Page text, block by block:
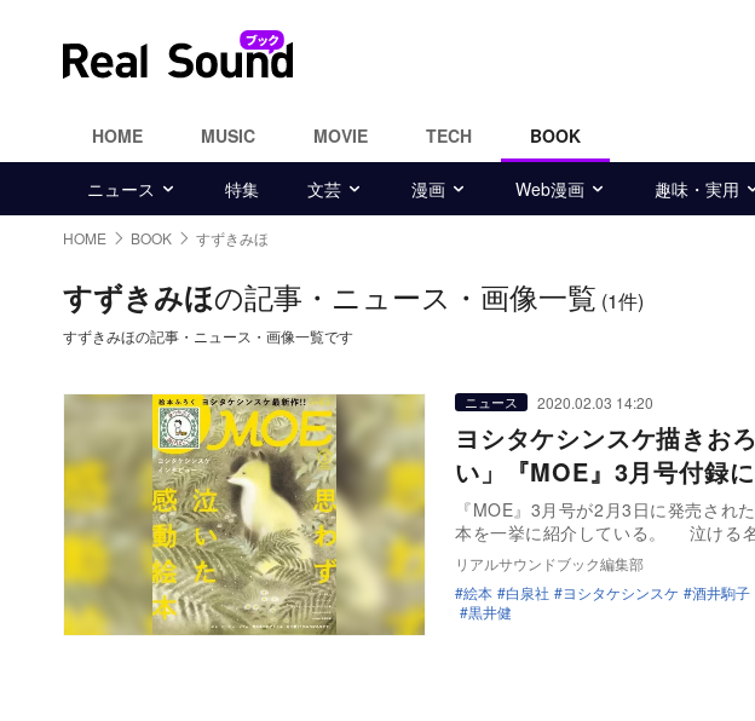
HOME MUSIC MOVIE TECH BOOK
ニュース 特集 文芸 漫画 Web漫画 趣味・実用
HOME BOOK すずきみほ
すずきみほの記事・ニュース・画像一覧 (1件)
すずきみほの記事・ニュース・画像一覧です
ニュース 2020.02.03 14:20
ヨシタケシンスケ描きお
い」『MOE』3月号付録に
『MOE』3月号が2月3日に発売され
本を一挙に紹介している。 泣ける
リアルサウンドブック編集部
絵本
白泉社 ヨシタケシンスケ 酒井駒子
黒井健